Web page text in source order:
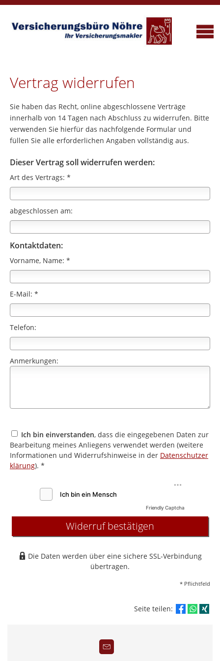
Vertrag widerrufen
Sie haben das Recht, online abgeschlossene Verträge
innerhalb von 14 Tagen nach Abschluss zu widerrufen. Bitte
verwenden Sie hierfür das nachfolgende Formular und
füllen Sie alle erforderlichen Angaben vollständig aus.
Dieser Vertrag soll widerrufen werden:
Art des Vertrags: *
abgeschlossen am:
Kontaktdaten:
Vorname, Name: *
E-Mail: *
Telefon:
Anmerkungen:
Ich bin einverstanden, dass die eingegebenen Daten zur
Bearbeitung meines Anliegens verwendet werden (weitere
Informationen und Widerrufshinweise in der Datenschutzer
klärung). *
Friendly Captcha
Widerruf bestätigen
Die Daten werden über eine sichere SSL-Verbindung
übertragen.
* Pflichtfeld
Seite teilen: